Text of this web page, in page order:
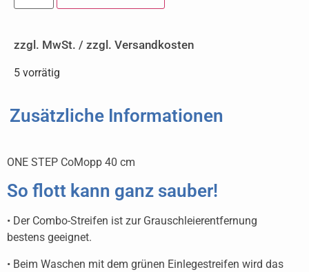
zzgl. MwSt. / zzgl. Versandkosten
5 vorrätig
Zusätzliche Informationen
ONE STEP CoMopp 40 cm
So flott kann ganz sauber!
• Der Combo-Streifen ist zur Grauschleierentfernung
bestens geeignet.
• Beim Waschen mit dem grünen Einlegestreifen wird das